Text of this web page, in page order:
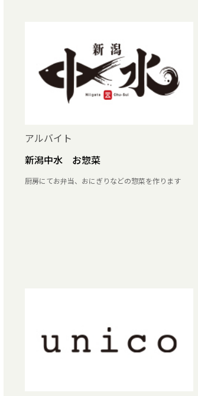
アルバイト
新潟中水 お惣菜
厨房にてお弁当、おにぎりなどの惣菜を作ります